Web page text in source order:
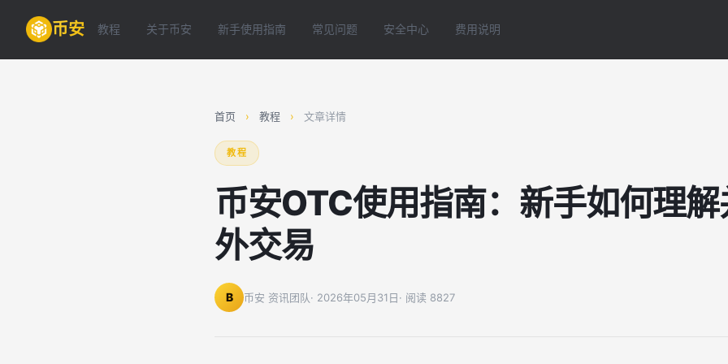
币安 教程 关于币安 新手使用指南 常见问题 安全中心 费用说明
首页 › 教程 › 文章详情
教程
币安OTC使用指南：新手如何理
外交易
B 币安 资讯团队· 2026年05月31日· 阅读 8827